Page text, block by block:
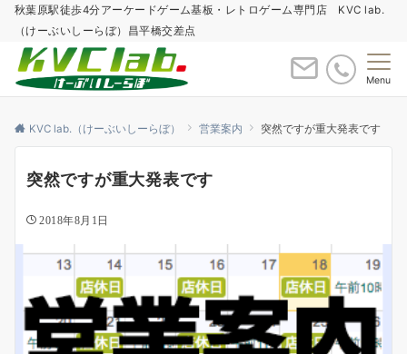
秋葉原駅徒歩4分アーケードゲーム基板・レトロゲーム専門店 KVC lab.
（けーぶいしーらぼ）昌平橋交差点
Menu
KVC lab.（けーぶいしーらぼ） 営業案内 突然ですが重大発表です
突然ですが重大発表です
2018年8月1日